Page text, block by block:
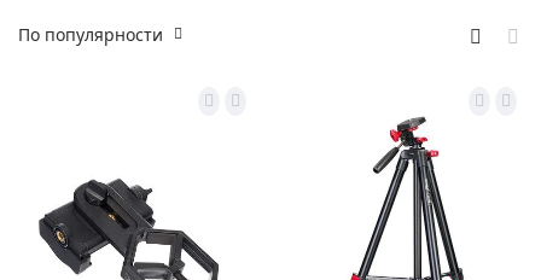
По популярности